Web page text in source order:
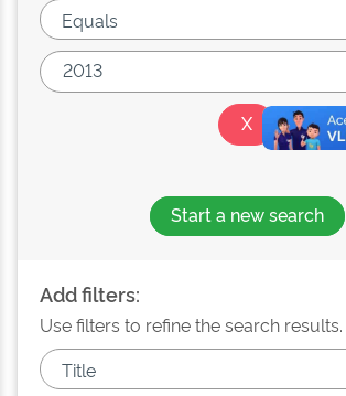
Start a new search
Add filters:
Use filters to refine the search results.